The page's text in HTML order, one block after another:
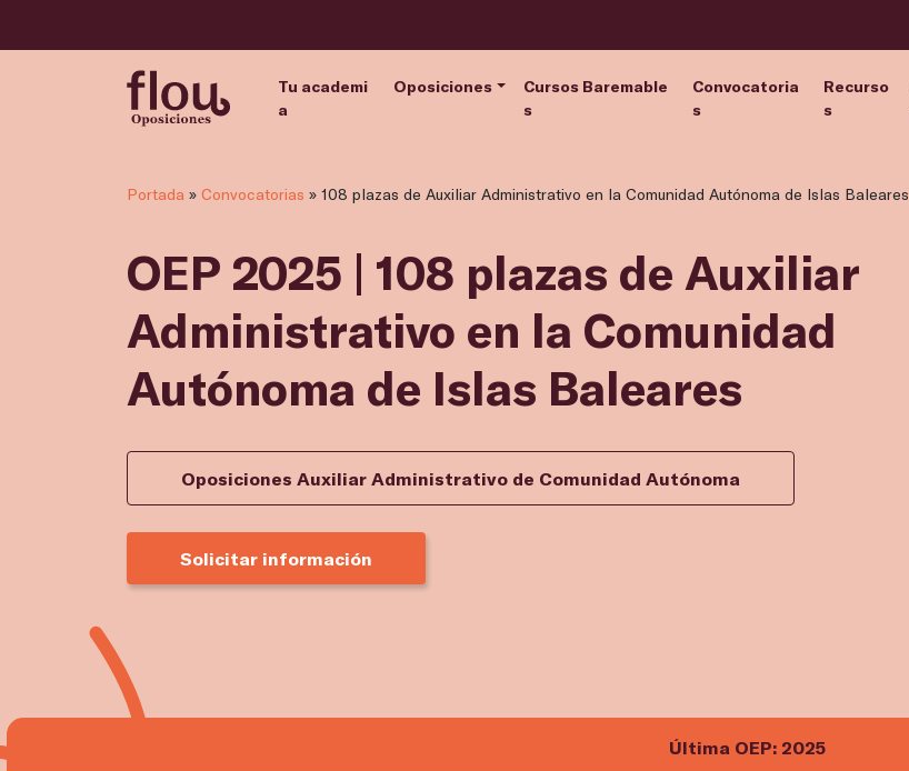
Tu academi
a
Oposiciones
Cursos Baremable
s
Convocatoria
s
Recurso
s
Portada » Convocatorias » 108 plazas de Auxiliar Administrativo en la Comunidad Autónoma de Islas Baleares
OEP 2025 | 108 plazas de Auxiliar
Administrativo en la Comunidad
Autónoma de Islas Baleares
Oposiciones Auxiliar Administrativo de Comunidad Autónoma
Solicitar información
Última OEP: 2025